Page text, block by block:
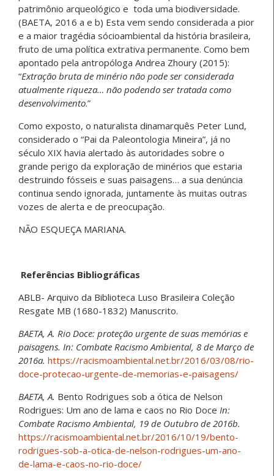
patrimônio arqueológico e toda uma biodiversidade.
(BAETA, 2016 a e b) Esta vem sendo considerada a pior
e a maior tragédia sócioambiental da história brasileira,
fruto de uma política extrativa permanente. Como bem
apontado pela antropóloga Andrea Zhoury (2015):
“Extração bruta de minério não pode ser considerada
atualmente riqueza… não podendo ser tratada como
desenvolvimento.”
Como exposto, o naturalista dinamarquês Peter Lund,
considerado o “Pai da Paleontologia Mineira”, já no
século XIX havia alertado às autoridades sobre o
grande perigo da exploração de minérios que estaria
destruindo fósseis e suas paisagens… a sua denúncia
continua sendo ignorada, juntamente às muitas outras
vozes de alerta e de preocupação.
NÃO ESQUEÇA MARIANA.
Referências Bibliográficas
ABLB- Arquivo da Biblioteca Luso Brasileira Coleção
Resgate MB (1680-1832) Manuscrito.
BAETA, A. Rio Doce: proteção urgente de suas memórias e
paisagens. In: Combate Racismo Ambiental, 8 de Março de
2016a. https://racismoambiental.net.br/2016/03/08/rio-
doce-protecao-urgente-de-memorias-e-paisagens/
BAETA, A. Bento Rodrigues sob a ótica de Nelson
Rodrigues: Um ano de lama e caos no Rio Doce In:
Combate Racismo Ambiental, 19 de Outubro de 2016b.
https://racismoambiental.net.br/2016/10/19/bento-
rodrigues-sob-a-otica-de-nelson-rodrigues-um-ano-
de-lama-e-caos-no-rio-doce/